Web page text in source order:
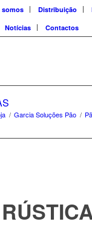
somos Distribuição
Notícias
Contactos
/ Garcia Soluções Pão /